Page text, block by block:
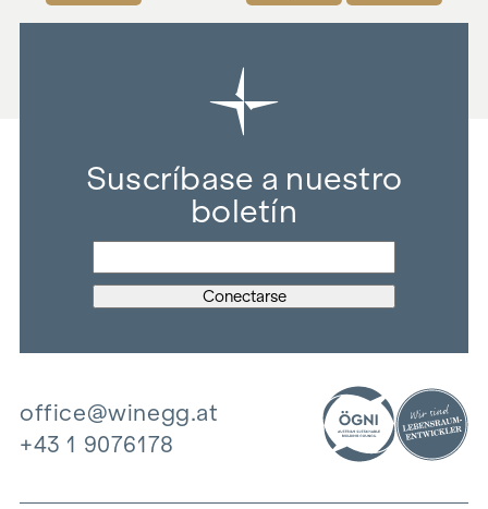
Suscríbase a nuestro
boletín
office@winegg.at
+43 1 9076178